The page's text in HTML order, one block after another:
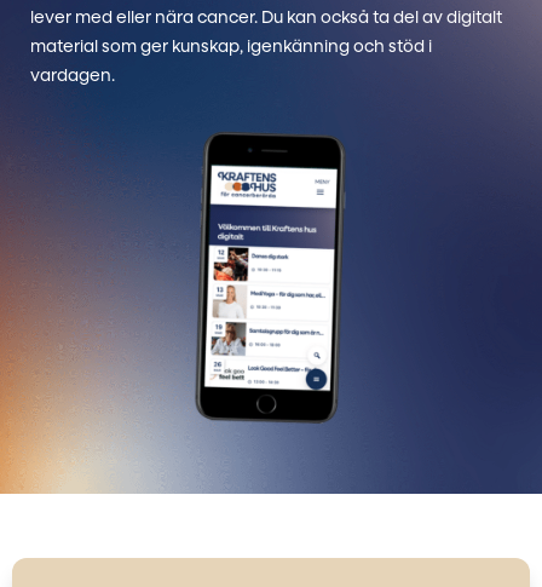
lever med eller nära cancer. Du kan också ta del av digitalt
material som ger kunskap, igenkänning och stöd i
vardagen.